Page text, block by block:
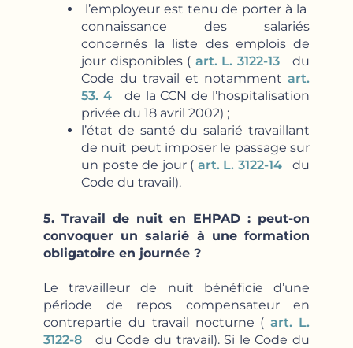
l’employeur est tenu de porter à la
connaissance des salariés
concernés la liste des emplois de
jour disponibles ( art. L. 3122-13
du
Code du travail et notamment art.
53. 4
de la CCN de l’hospitalisation
privée du 18 avril 2002) ;
l’état de santé du salarié travaillant
de nuit peut imposer le passage sur
un poste de jour ( art. L. 3122-14
du
Code du travail).
5. Travail de nuit en EHPAD : peut-on
convoquer un salarié à une formation
obligatoire en journée ?
Le travailleur de nuit bénéficie d’une
période de repos compensateur en
contrepartie du travail nocturne (art. L.
3122-8
du Code du travail). Si le Code du